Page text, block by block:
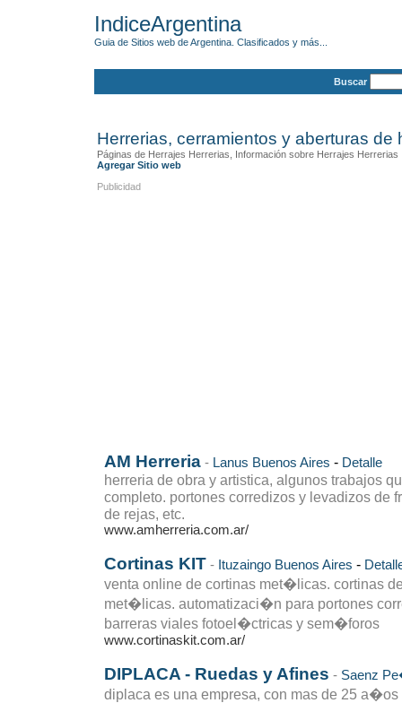
IndiceArgentina
Guia de Sitios web de Argentina. Clasificados y más...
Buscar
Herrerias, cerramientos y aberturas de
Páginas de Herrajes Herrerias, Información sobre Herrajes Herrerias
Agregar Sitio web
Publicidad
AM Herreria - Lanus Buenos Aires - Detalle
herreria de obra y artistica, algunos trabajos
completo. portones corredizos y levadizos de
de rejas, etc.
www.amherreria.com.ar/
Cortinas KIT - Ituzaingo Buenos Aires -
venta online de cortinas met�licas. cortinas
met�licas. automatizaci�n para portones
barreras viales fotoel�ctricas y sem�foros
www.cortinaskit.com.ar/
DIPLACA - Ruedas y Afines - Saenz
diplaca es una empresa, con mas de 25